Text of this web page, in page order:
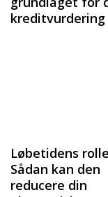
kreditvurdering
Løbetidens
Sådan kan den
reducere din